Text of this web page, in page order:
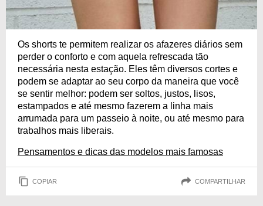
Os shorts te permitem realizar os afazeres diários sem
perder o conforto e com aquela refrescada tão
necessária nesta estação. Eles têm diversos cortes e
podem se adaptar ao seu corpo da maneira que você
se sentir melhor: podem ser soltos, justos, lisos,
estampados e até mesmo fazerem a linha mais
arrumada para um passeio à noite, ou até mesmo para
trabalhos mais liberais.
Pensamentos e dicas das modelos mais famosas
COPIAR COMPARTILHAR